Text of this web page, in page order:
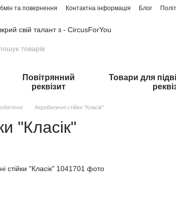
та повернення Контактна інформація Блог
свій талант з - CircusForYou
Повітрянний
реквізит
Товари для
Акробатичні стійки "Класік"
"Класік"